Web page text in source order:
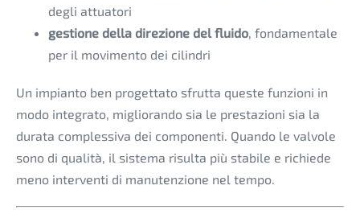
degli attuatori
gestione della direzione del fluido , fondamentale
per il movimento dei cilindri
Un impianto ben progettato sfrutta queste funzioni in
modo integrato, migliorando sia le prestazioni sia la
durata complessiva dei componenti. Quando le valvole
sono di qualità, il sistema risulta più stabile e richiede
meno interventi di manutenzione nel tempo.